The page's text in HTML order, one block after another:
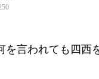
を言われても四西